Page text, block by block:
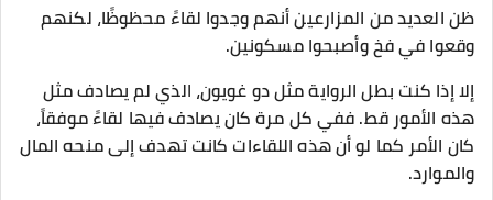
ظن العديد من المزارعين أنهم وجدوا لقاءً محظوظًا، لكنهم
وقعوا في فخ وأصبحوا مسكونين.
إلا إذا كنت بطل الرواية مثل دو غويون، الذي لم يصادف مثل
هذه الأمور قط. ففي كل مرة كان يصادف فيها لقاءً موفقاً،
كان الأمر كما لو أن هذه اللقاءات كانت تهدف إلى منحه المال
والموارد.